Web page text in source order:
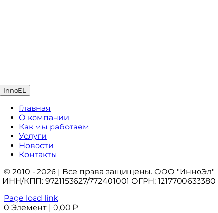
InnoEL
Главная
О компании
Как мы работаем
Услуги
Новости
Контакты
© 2010 - 2026 | Все права защищены. ООО "ИнноЭл"
ИНН/КПП: 9721153627/772401001 ОГРН: 1217700633380
Page load link
0 Элемент | 0,00 ₽